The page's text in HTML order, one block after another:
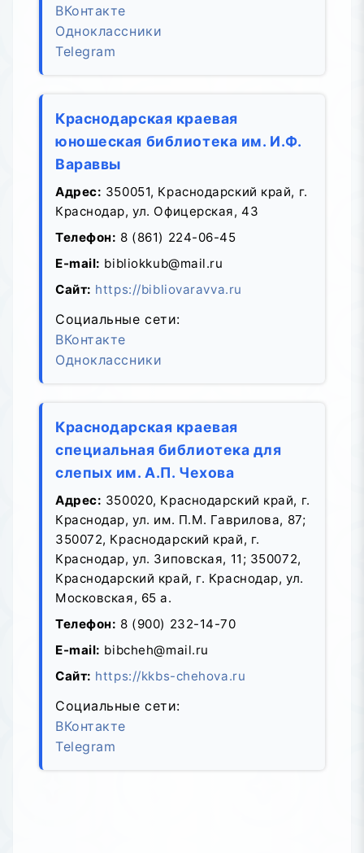
ВКонтакте
Одноклассники
Telegram
Краснодарская краевая
юношеская библиотека им. И.Ф.
Вараввы
Адрес: 350051, Краснодарский край, г.
Краснодар, ул. Офицерская, 43
Телефон: 8 (861) 224-06-45
E-mail: bibliokkub@mail.ru
Сайт: https://bibliovaravva.ru
Социальные сети:
ВКонтакте
Одноклассники
Краснодарская краевая
специальная библиотека для
слепых им. А.П. Чехова
Адрес: 350020, Краснодарский край, г.
Краснодар, ул. им. П.М. Гаврилова, 87;
350072, Краснодарский край, г.
Краснодар, ул. Зиповская, 11; 350072,
Краснодарский край, г. Краснодар, ул.
Московская, 65 а.
Телефон: 8 (900) 232-14-70
E-mail: bibcheh@mail.ru
Сайт: https://kkbs-chehova.ru
Социальные сети:
ВКонтакте
Telegram